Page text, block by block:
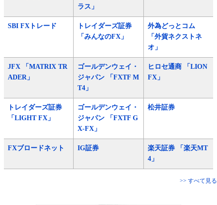
ラス」
SBI FXトレード
トレイダーズ証券
「みんなのFX」
外為どっとコム
「外貨ネクストネ
オ」
JFX 「MATRIX TR
ADER」
ゴールデンウェイ・
ジャパン 「FXTF M
T4」
ヒロセ通商 「LION
FX」
トレイダーズ証券
「LIGHT FX」
ゴールデンウェイ・
ジャパン 「FXTF G
X-FX」
松井証券
FXブロードネット IG証券
楽天証券 「楽天MT
4」
>> すべて見る